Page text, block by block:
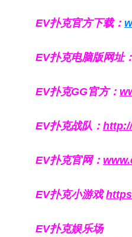
EV扑克官方下载：
EV扑克电脑版网址：
EV扑克GG官方：
EV扑克战队：
EV扑克官网：
EV扑克小游戏
EV扑克娱乐场